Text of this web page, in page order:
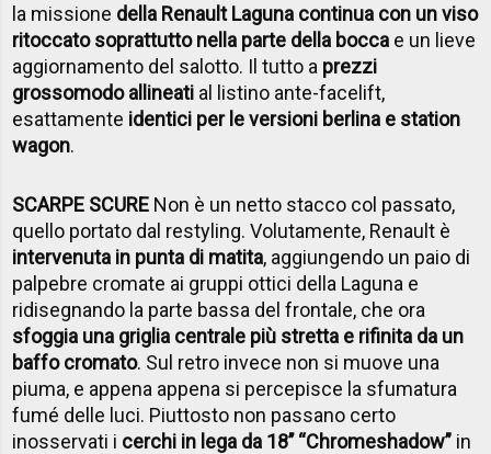
la missione della Renault Laguna continua con un viso
ritoccato soprattutto nella parte della bocca e un lieve
aggiornamento del salotto. Il tutto a prezzi
grossomodo allineati al listino ante-facelift,
esattamente identici per le versioni berlina e station
wagon.
SCARPE SCURE Non è un netto stacco col passato,
quello portato dal restyling. Volutamente, Renault è
intervenuta in punta di matita, aggiungendo un paio di
palpebre cromate ai gruppi ottici della Laguna e
ridisegnando la parte bassa del frontale, che ora
sfoggia una griglia centrale più stretta e rifinita da un
baffo cromato. Sul retro invece non si muove una
piuma, e appena appena si percepisce la sfumatura
fumé delle luci. Piuttosto non passano certo
inosservati i cerchi in lega da 18’’ “Chromeshadow” in